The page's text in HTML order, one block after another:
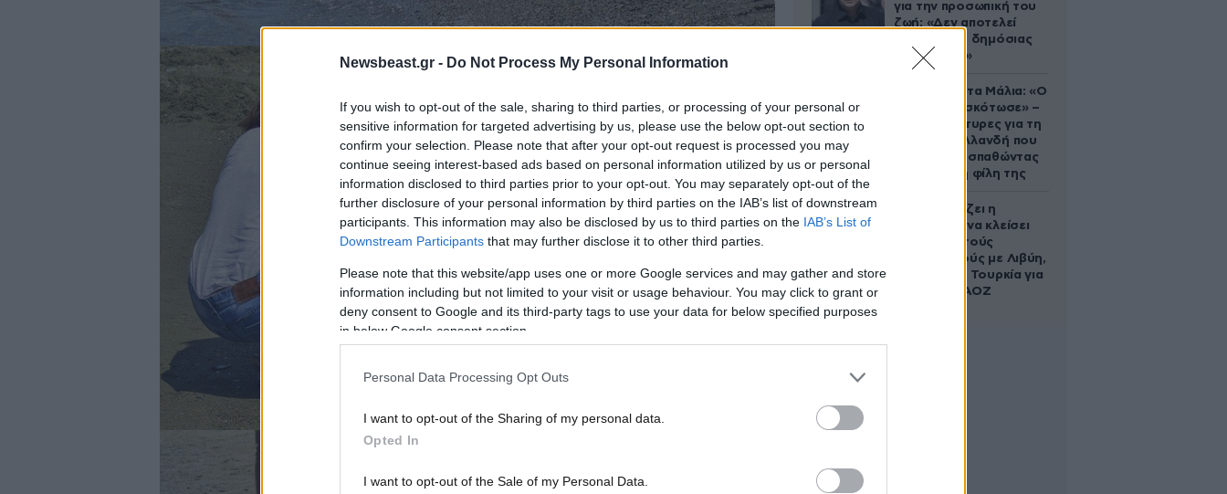
Newsbeast.gr - Do Not Process My Personal Information
If you wish to opt-out of the sale, sharing to third parties, or processing of your personal or
sensitive information for targeted advertising by us, please use the below opt-out section to
confirm your selection. Please note that after your opt-out request is processed you may
continue seeing interest-based ads based on personal information utilized by us or personal
information disclosed to third parties prior to your opt-out. You may separately opt-out of the
further disclosure of your personal information by third parties on the IAB’s list of downstream
participants. This information may also be disclosed by us to third parties on the IAB’s List of
Downstream Participants that may further disclose it to other third parties.
Please note that this website/app uses one or more Google services and may gather and store
information including but not limited to your visit or usage behaviour. You may click to grant or
deny consent to Google and its third-party tags to use your data for below specified purposes
in below Google consent section.
Personal Data Processing Opt Outs
I want to opt-out of the Sharing of my personal data.
Opted In
I want to opt-out of the Sale of my Personal Data.
για την προσωπική του
ζωή: «Δεν αποτελεί
αντικείμενο δημόσιας
συζήτησης»
Τραγωδία στα Μάλια: «Ο
πανικός τη σκότωσε» –
Τι λένε μάρτυρες για τη
42χρονη Ολλανδή που
πνίγηκε προσπαθώντας
να σώσει τη φίλη της
Πώς σχεδιάζει η
κυβέρνηση να κλείσει
τους ανοιχτούς
λογαριασμούς με Λιβύη,
Αλβανία και Τουρκία για
τη χάραξη ΑΟΖ